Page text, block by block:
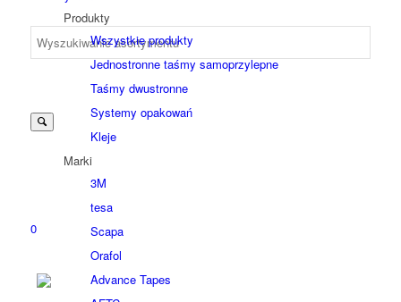
0
Produkty
Wszystkie produkty
Jednostronne taśmy samoprzylepne
Taśmy dwustronne
Systemy opakowań
Kleje
Marki
3M
tesa
Scapa
Orafol
Advance Tapes